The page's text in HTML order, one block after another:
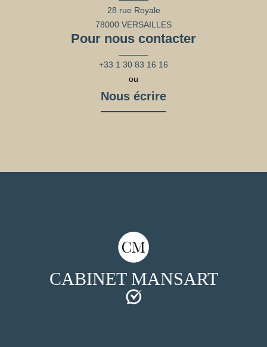
28 rue Royale
78000 VERSAILLES
Pour nous contacter
+33 1 30 83 16 16
ou
Nous écrire
CABINET MANSART